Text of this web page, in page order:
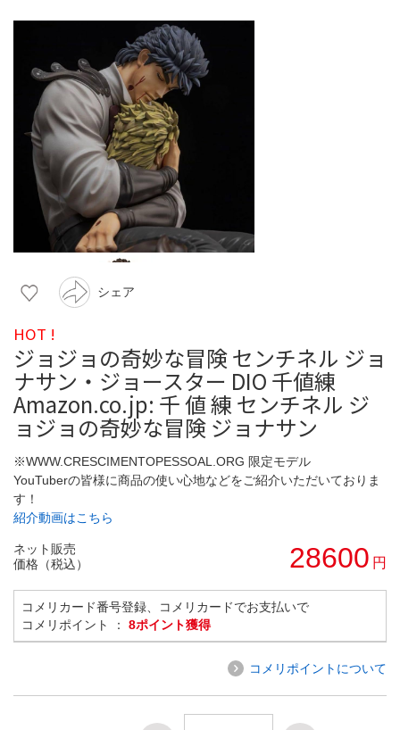
シェア
HOT !
ジョジョの奇妙な冒険 センチネル ジョ
ナサン・ジョースター DIO 千値練
Amazon.co.jp: 千 値 練 センチネル ジ
ョジョの奇妙な冒険 ジョナサン
※WWW.CRESCIMENTOPESSOAL.ORG 限定モデル
YouTuberの皆様に商品の使い心地などをご紹介いただいておりま
す！
紹介動画はこちら
ネット販売
価格（税込）
28600 円
コメリカード番号登録、コメリカードでお支払いで
コメリポイント ： 8ポイント獲得
コメリポイントについて